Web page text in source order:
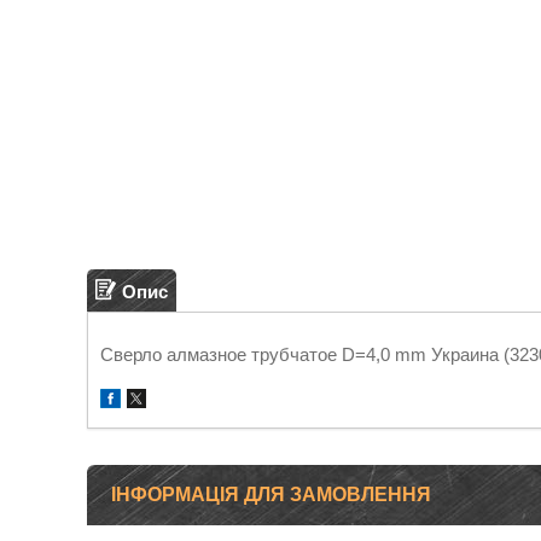
Опис
Сверло алмазное трубчатое D=4,0 mm Украина
ІНФОРМАЦІЯ ДЛЯ ЗАМОВЛЕННЯ